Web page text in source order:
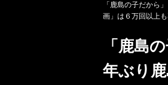
「鹿島の子だから
画」は６万回以上
「鹿島
年ぶり